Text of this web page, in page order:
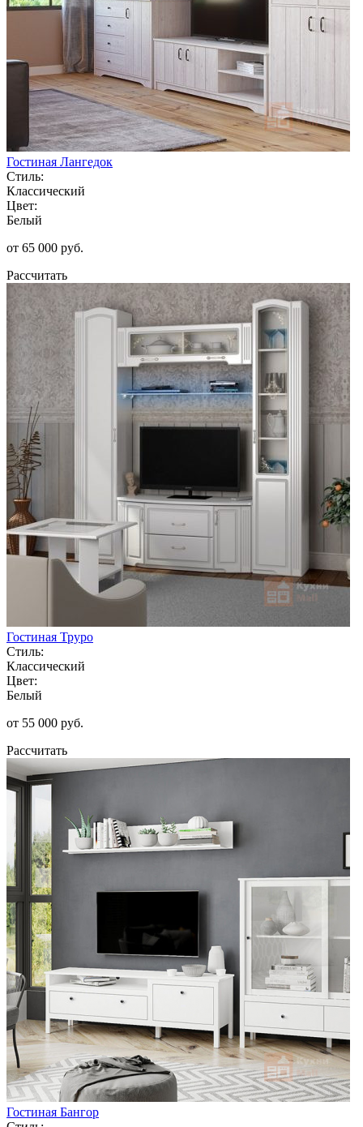
Гостиная Лангедок
Стиль:
Классический
Цвет:
Белый
от 65 000 руб.
Рассчитать
Гостиная Труро
Стиль:
Классический
Цвет:
Белый
от 55 000 руб.
Рассчитать
Гостиная Бангор